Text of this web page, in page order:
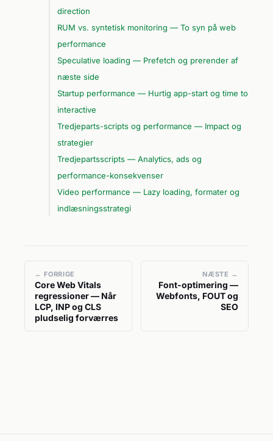
direction
RUM vs. syntetisk monitoring — To syn på web
performance
Speculative loading — Prefetch og prerender af
næste side
Startup performance — Hurtig app-start og time to
interactive
Tredjeparts-scripts og performance — Impact og
strategier
Tredjepartsscripts — Analytics, ads og
performance-konsekvenser
Video performance — Lazy loading, formater og
indlæsningsstrategi
← FORRIGE
Core Web Vitals
regressioner — Når
LCP, INP og CLS
pludselig forværres
NÆSTE →
Font-optimering —
Webfonts, FOUT og
SEO